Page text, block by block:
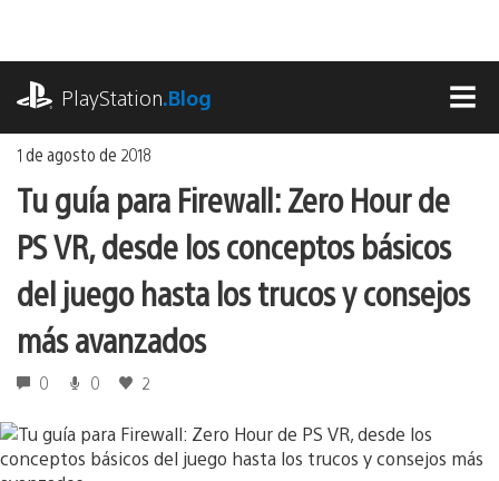
contenido
PlayStation.Blog
1 de agosto de 2018
Tu guía para Firewall: Zero Hour de
PS VR, desde los conceptos básicos
del juego hasta los trucos y consejos
más avanzados
0 0 2